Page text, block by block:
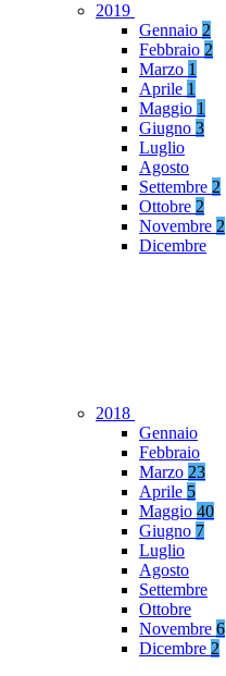
2019
Gennaio 2
Febbraio 2
Marzo 1
Aprile 1
Maggio 1
Giugno 3
Luglio
Agosto
Settembre 2
Ottobre 2
Novembre 2
Dicembre
2018
Gennaio
Febbraio
Marzo 23
Aprile 5
Maggio 40
Giugno 7
Luglio
Agosto
Settembre
Ottobre
Novembre 6
Dicembre 2